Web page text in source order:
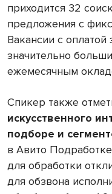
приходится 32
предложения с
Вакансии с
значительно
ежемесячным
Спикер также
искусственного
подборе и
в Авито
для обработки
для обзвона